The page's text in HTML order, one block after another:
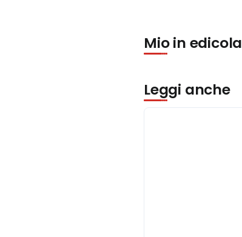
Mio in edicola
Leggi anche